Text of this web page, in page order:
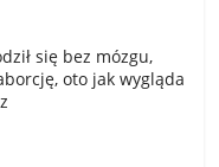
się bez mózgu,
oto jak wygląda